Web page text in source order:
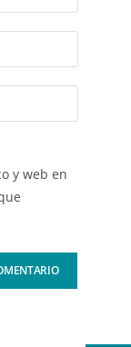
y web en